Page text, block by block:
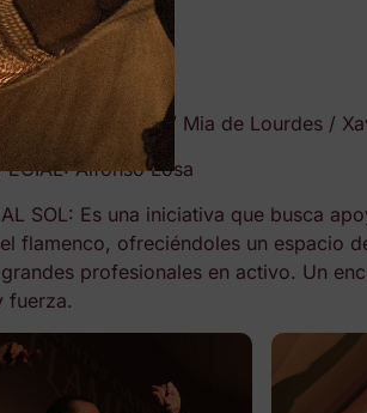
2024
Lucia López / Mia de Lourdes /
Alfonso Losa
AL SOL: Es una iniciativa que busca
flamenco, ofreciéndoles un espacio
profesionales en activo. Un
fuerza.